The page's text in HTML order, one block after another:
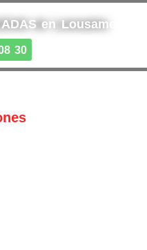
en Lousame
30